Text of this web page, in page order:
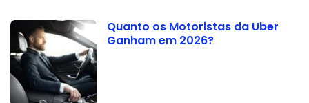
Quanto os Motoristas da Uber
Ganham em 2026?